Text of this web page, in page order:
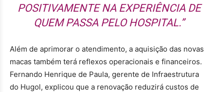
POSITIVAMENTE NA EXPERIÊNCIA DE
QUEM PASSA PELO HOSPITAL.”
Além de aprimorar o atendimento, a aquisição das novas
macas também terá reflexos operacionais e financeiros.
Fernando Henrique de Paula, gerente de Infraestrutura
do Hugol, explicou que a renovação reduzirá custos de